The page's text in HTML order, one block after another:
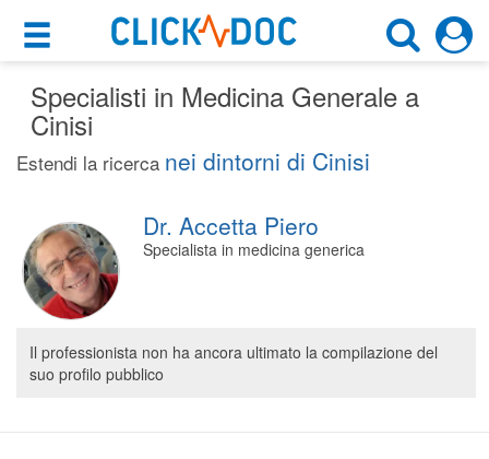
×
Motore di ricerca
×
Cinisi (PA)
Cosa possiamo offrirti
Per i pazienti
Prenota una visita
Ricerca specialisti
Consulti online
(su medicitalia.it)
Per gli specialisti
Prenotazioni online
Specialisti in Medicina Generale a
Cinisi
Estendi la ricerca nei dintorni di Cinisi
Dr. Accetta Piero
Specialista in medicina generica
Il professionista non ha ancora ultimato la compilazione del
suo profilo pubblico